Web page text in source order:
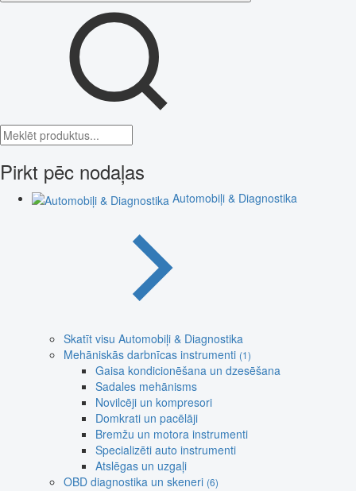
Pirkt pēc nodaļas
Automobiļi & Diagnostika
Skatīt visu Automobiļi & Diagnostika
Mehāniskās darbnīcas instrumenti (1)
Gaisa kondicionēšana un dzesēšana
Sadales mehānisms
Novilcēji un kompresori
Domkrati un pacēlāji
Bremžu un motora instrumenti
Specializēti auto instrumenti
Atslēgas un uzgaļi
OBD diagnostika un skeneri (6)